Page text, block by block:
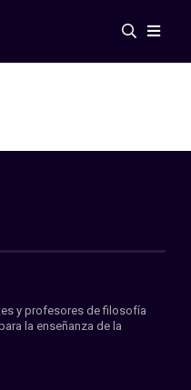
y profesores de filosofía
la enseñanza de la